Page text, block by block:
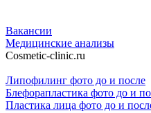
Вакансии
Медицинские анализы
Cosmetic-clinic.ru
Липофилинг фото до и после
Блефорапластика фото до и
Пластика лица фото до и